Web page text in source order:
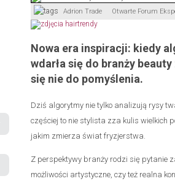
Adrion Trade Otwarte Forum
Nowa era inspiracji: kiedy
wdarła się do branży
się nie do pomyślenia.
Dziś algorytmy nie tylko analizują rysy
częściej to nie stylista zza kulis wielkich
jakim zmierza świat fryzjerstwa.
Z perspektywy branży rodzi się pytanie
możliwości artystyczne, czy też realna